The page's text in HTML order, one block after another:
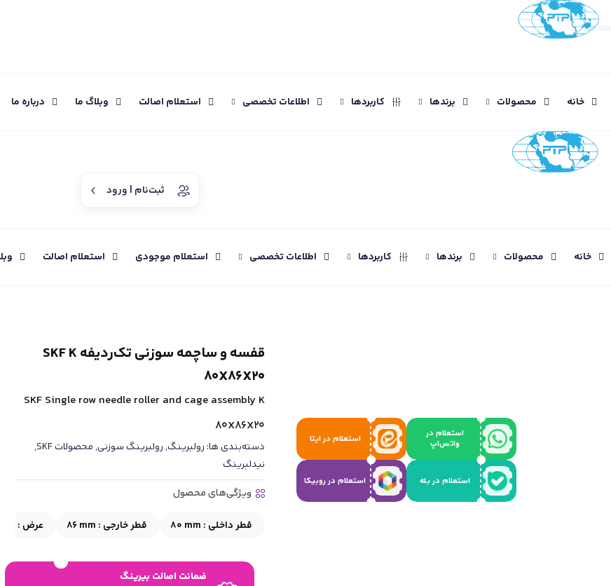
خانه محصولات برندها کاربردها اطلاعات تخصصی استعلام اصالت وبلاگ ما درباره ما
ثبت‌نام | ورود
خانه محصولات برندها کاربردها اطلاعات تخصصی استعلام موجودی استعلام اصالت
استعلام در
واتس‌اپ
استعلام در ایتا
استعلام در بله استعلام در روبیکا
قفسه و ساچمه سوزنی تک‌ردیفه SKF K
80X86X20
SKF Single row needle roller and cage assembly K
80X86X20
دسته‌بندی ها: رولبرینگ,رولبرینگ سوزنی,محصولات SKF
,
نیدلبرینگ
ویژگی‌های محصول
قطر داخلی : 80 mm قطر خارجی : 86 mm عرض :
ضمانت اصالت بیرینگ